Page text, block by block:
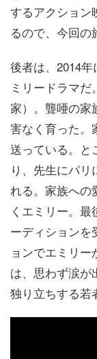
するアクション
るので、今回の
後者は、2014
ミリードラマ
家）。聾唖の家
害なく育った。
送っている。と
り、先生にパ
れる。家族への
くエミリー。
ーディションを
ョンでエミリー
は、思わず涙が
独り立ちする若